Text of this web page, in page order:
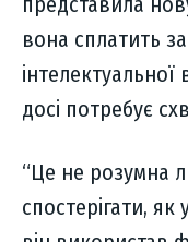
вона сплатить
інтелектуальної
досі потребує
“Це не розумна
спостерігати,